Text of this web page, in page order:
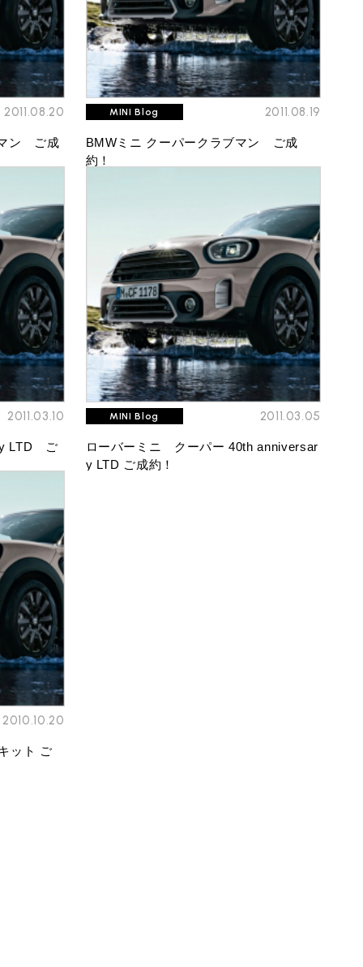
ROVER MINI サービス工場
iR MAKERS
2011.08.20
ン ご成
MINI Blog 2011.08.19
BMWミニ クーパークラブマン ご成
約！
2011.03.10
LTD ご
MINI Blog 2011.03.05
ローバーミニ クーパー 40th anniversar
y LTD ご成約！
2010.10.20
ット ご